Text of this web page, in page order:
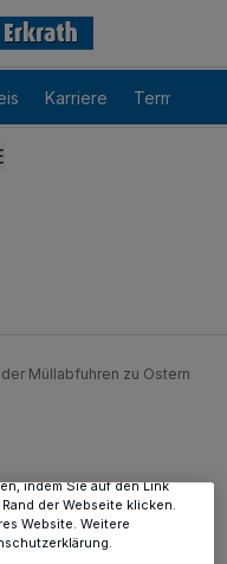
Karriere Termine
Müllabfuhren zu Ostern​
von OK aktivieren Sie
für Sie. Sie können
indem Sie auf den Link
der Webseite klicken.
Website. Weitere